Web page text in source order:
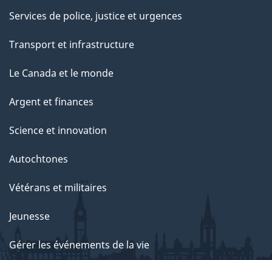
Services de police, justice et urgences
Transport et infrastructure
Le Canada et le monde
Argent et finances
Science et innovation
Autochtones
Vétérans et militaires
Jeunesse
Gérer les événements de la vie